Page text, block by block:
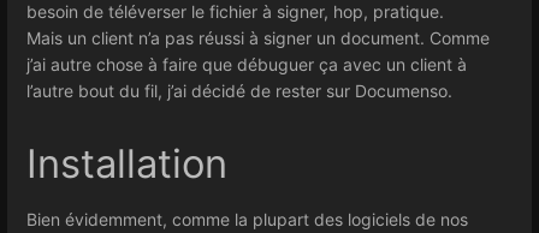
besoin de téléverser le fichier à signer, hop, pratique.
Mais un client n’a pas réussi à signer un document. Comme
j’ai autre chose à faire que débuguer ça avec un client à
l’autre bout du fil, j’ai décidé de rester sur Documenso.
Installation
Bien évidemment, comme la plupart des logiciels de nos